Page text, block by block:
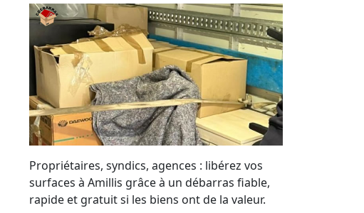
Propriétaires, syndics, agences : libérez vos
surfaces à Amillis grâce à un débarras fiable,
rapide et gratuit si les biens ont de la valeur.